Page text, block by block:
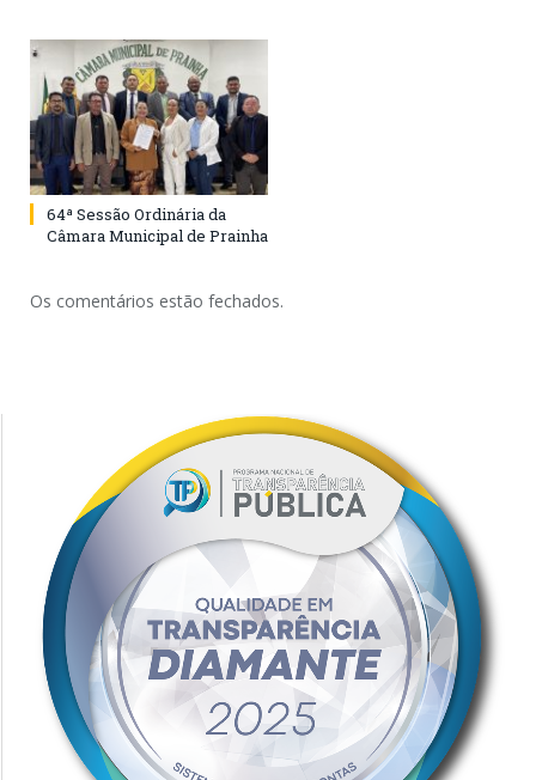
64ª Sessão Ordinária da
Câmara Municipal de Prainha
Os comentários estão fechados.